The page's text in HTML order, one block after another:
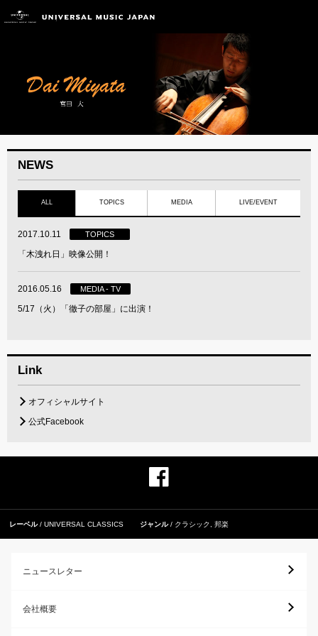
NEWS
ALL TOPICS MEDIA LIVE/EVENT
2017.10.11 TOPICS
「木洩れ日」映像公開！
2016.05.16 MEDIA - TV
5/17（火）「徹子の部屋」に出演！
Link
オフィシャルサイト
公式Facebook
レーベル UNIVERSAL CLASSICS ジャンル クラシック 邦楽
ニュースレター
会社概要